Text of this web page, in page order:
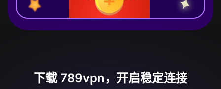
下载 789vpn，开启稳定连接